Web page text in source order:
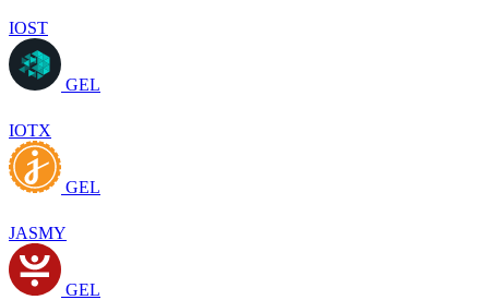
IOST
GEL
IOTX
GEL
JASMY
GEL